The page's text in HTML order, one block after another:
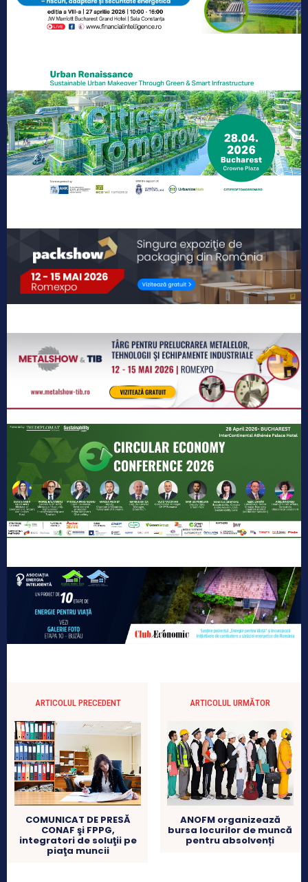
ARTICOLUL PRECEDENT
COMUNICAT DE PRESĂ
CONAF şi FPPG,
integratori de soluţii pe
piaţa muncii
ARTICOLUL URMĂTOR
ANOFM organizează
bursa locurilor de muncă
pentru absolvenți